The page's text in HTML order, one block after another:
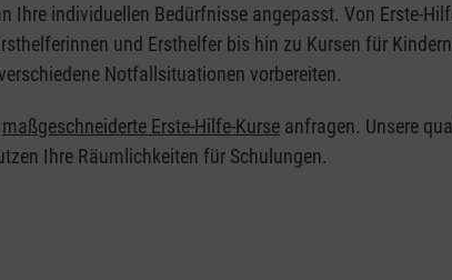
Ihre individuellen Bedürfnisse angepasst. Von Erste-
und Ersthelfer bis hin zu Kursen für
Notfallsituationen vorbereiten.
maßgeschneiderte Erste-Hilfe-Kurse anfragen. Unsere
Ihre Räumlichkeiten für Schulungen.